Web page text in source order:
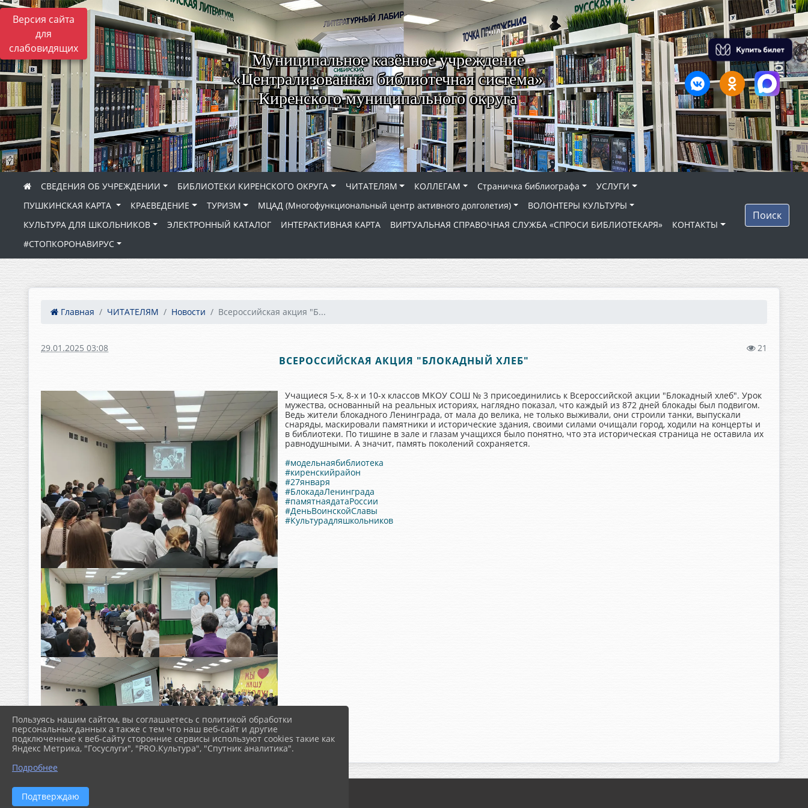
Версия сайта
для
слабовидящих
Муниципальное казённое учреждение
«Централизованная библиотечная система»
Киренского муниципального округа
СВЕДЕНИЯ ОБ УЧРЕЖДЕНИИ БИБЛИОТЕКИ КИРЕНСКОГО ОКРУГА ЧИТАТЕЛЯМ КОЛЛЕГАМ Страничка библиографа
УСЛУГИ
ПУШКИНСКАЯ КАРТА
КРАЕВЕДЕНИЕ ТУРИЗМ МЦАД (Многофункциональный центр активного долголетия)
ВОЛОНТЕРЫ КУЛЬТУРЫ
КУЛЬТУРА ДЛЯ ШКОЛЬНИКОВ
ЭЛЕКТРОННЫЙ КАТАЛОГ ИНТЕРАКТИВНАЯ КАРТА ВИРТУАЛЬНАЯ СПРАВОЧНАЯ СЛУЖБА «СПРОСИ БИБЛИОТЕКАРЯ»
КОНТАКТЫ
#СТОПКОРОНАВИРУС
Поиск
Главная ЧИТАТЕЛЯМ Новости Всероссийская акция "Б...
29.01.2025 03:08 21
ВСЕРОССИЙСКАЯ АКЦИЯ "БЛОКАДНЫЙ ХЛЕБ"
Учащиеся 5-х, 8-х и 10-х классов МКОУ СОШ № 3 присоединились к Всероссийской акции "Блокадный хлеб". Урок
мужества, основанный на реальных историях, наглядно показал, что каждый из 872 дней блокады был подвигом.
Ведь жители блокадного Ленинграда, от мала до велика, не только выживали, они строили танки, выпускали
снаряды, маскировали памятники и исторические здания, своими силами очищали город, ходили на концерты и
в библиотеки. По тишине в зале и глазам учащихся было понятно, что эта историческая страница не оставила их
равнодушными. А значит, память поколений сохраняется.
#модельнаябиблиотека
#киренскийрайон
#27января
#БлокадаЛенинграда
#памятнаядатаРоссии
#ДеньВоинскойСлавы
#Культурадляшкольников
Пользуясь нашим сайтом, вы соглашаетесь с политикой обработки
персональных данных а также с тем что наш веб-сайт и другие
подключенные к веб-сайту сторонние сервисы используют cookies такие как
Яндекс Метрика, "Госуслуги", "PRO.Культура", "Спутник аналитика".
Подробнее
Подтверждаю